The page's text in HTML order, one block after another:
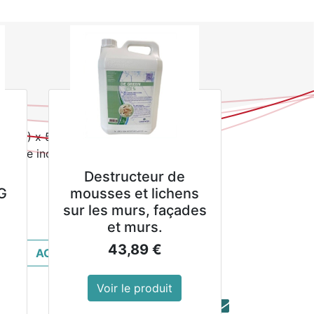
participation DEEE de 8,80€ par unité
x 513(P) mm
taxe inclue
ACHETER MAINTENANT
Destructeur de
mousses et lichens
sur les murs, façades
et murs.
43,89€
Voir le produit